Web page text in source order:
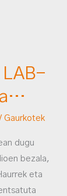
LAB-
Gaurkotek
dugu
bezala,
eta